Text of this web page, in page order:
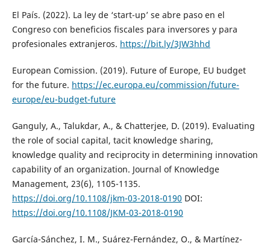
El País. (2022). La ley de ‘start-up’ se abre paso en el
Congreso con beneficios fiscales para inversores y para
profesionales extranjeros. https://bit.ly/3JW3hhd
European Comission. (2019). Future of Europe, EU budget
for the future. https://ec.europa.eu/commission/future-
europe/eu-budget-future
Ganguly, A., Talukdar, A., & Chatterjee, D. (2019). Evaluating
the role of social capital, tacit knowledge sharing,
knowledge quality and reciprocity in determining innovation
capability of an organization. Journal of Knowledge
Management, 23(6), 1105-1135.
https://doi.org/10.1108/jkm-03-2018-0190 DOI:
https://doi.org/10.1108/JKM-03-2018-0190
García-Sánchez, I. M., Suárez-Fernández, O., & Martínez-